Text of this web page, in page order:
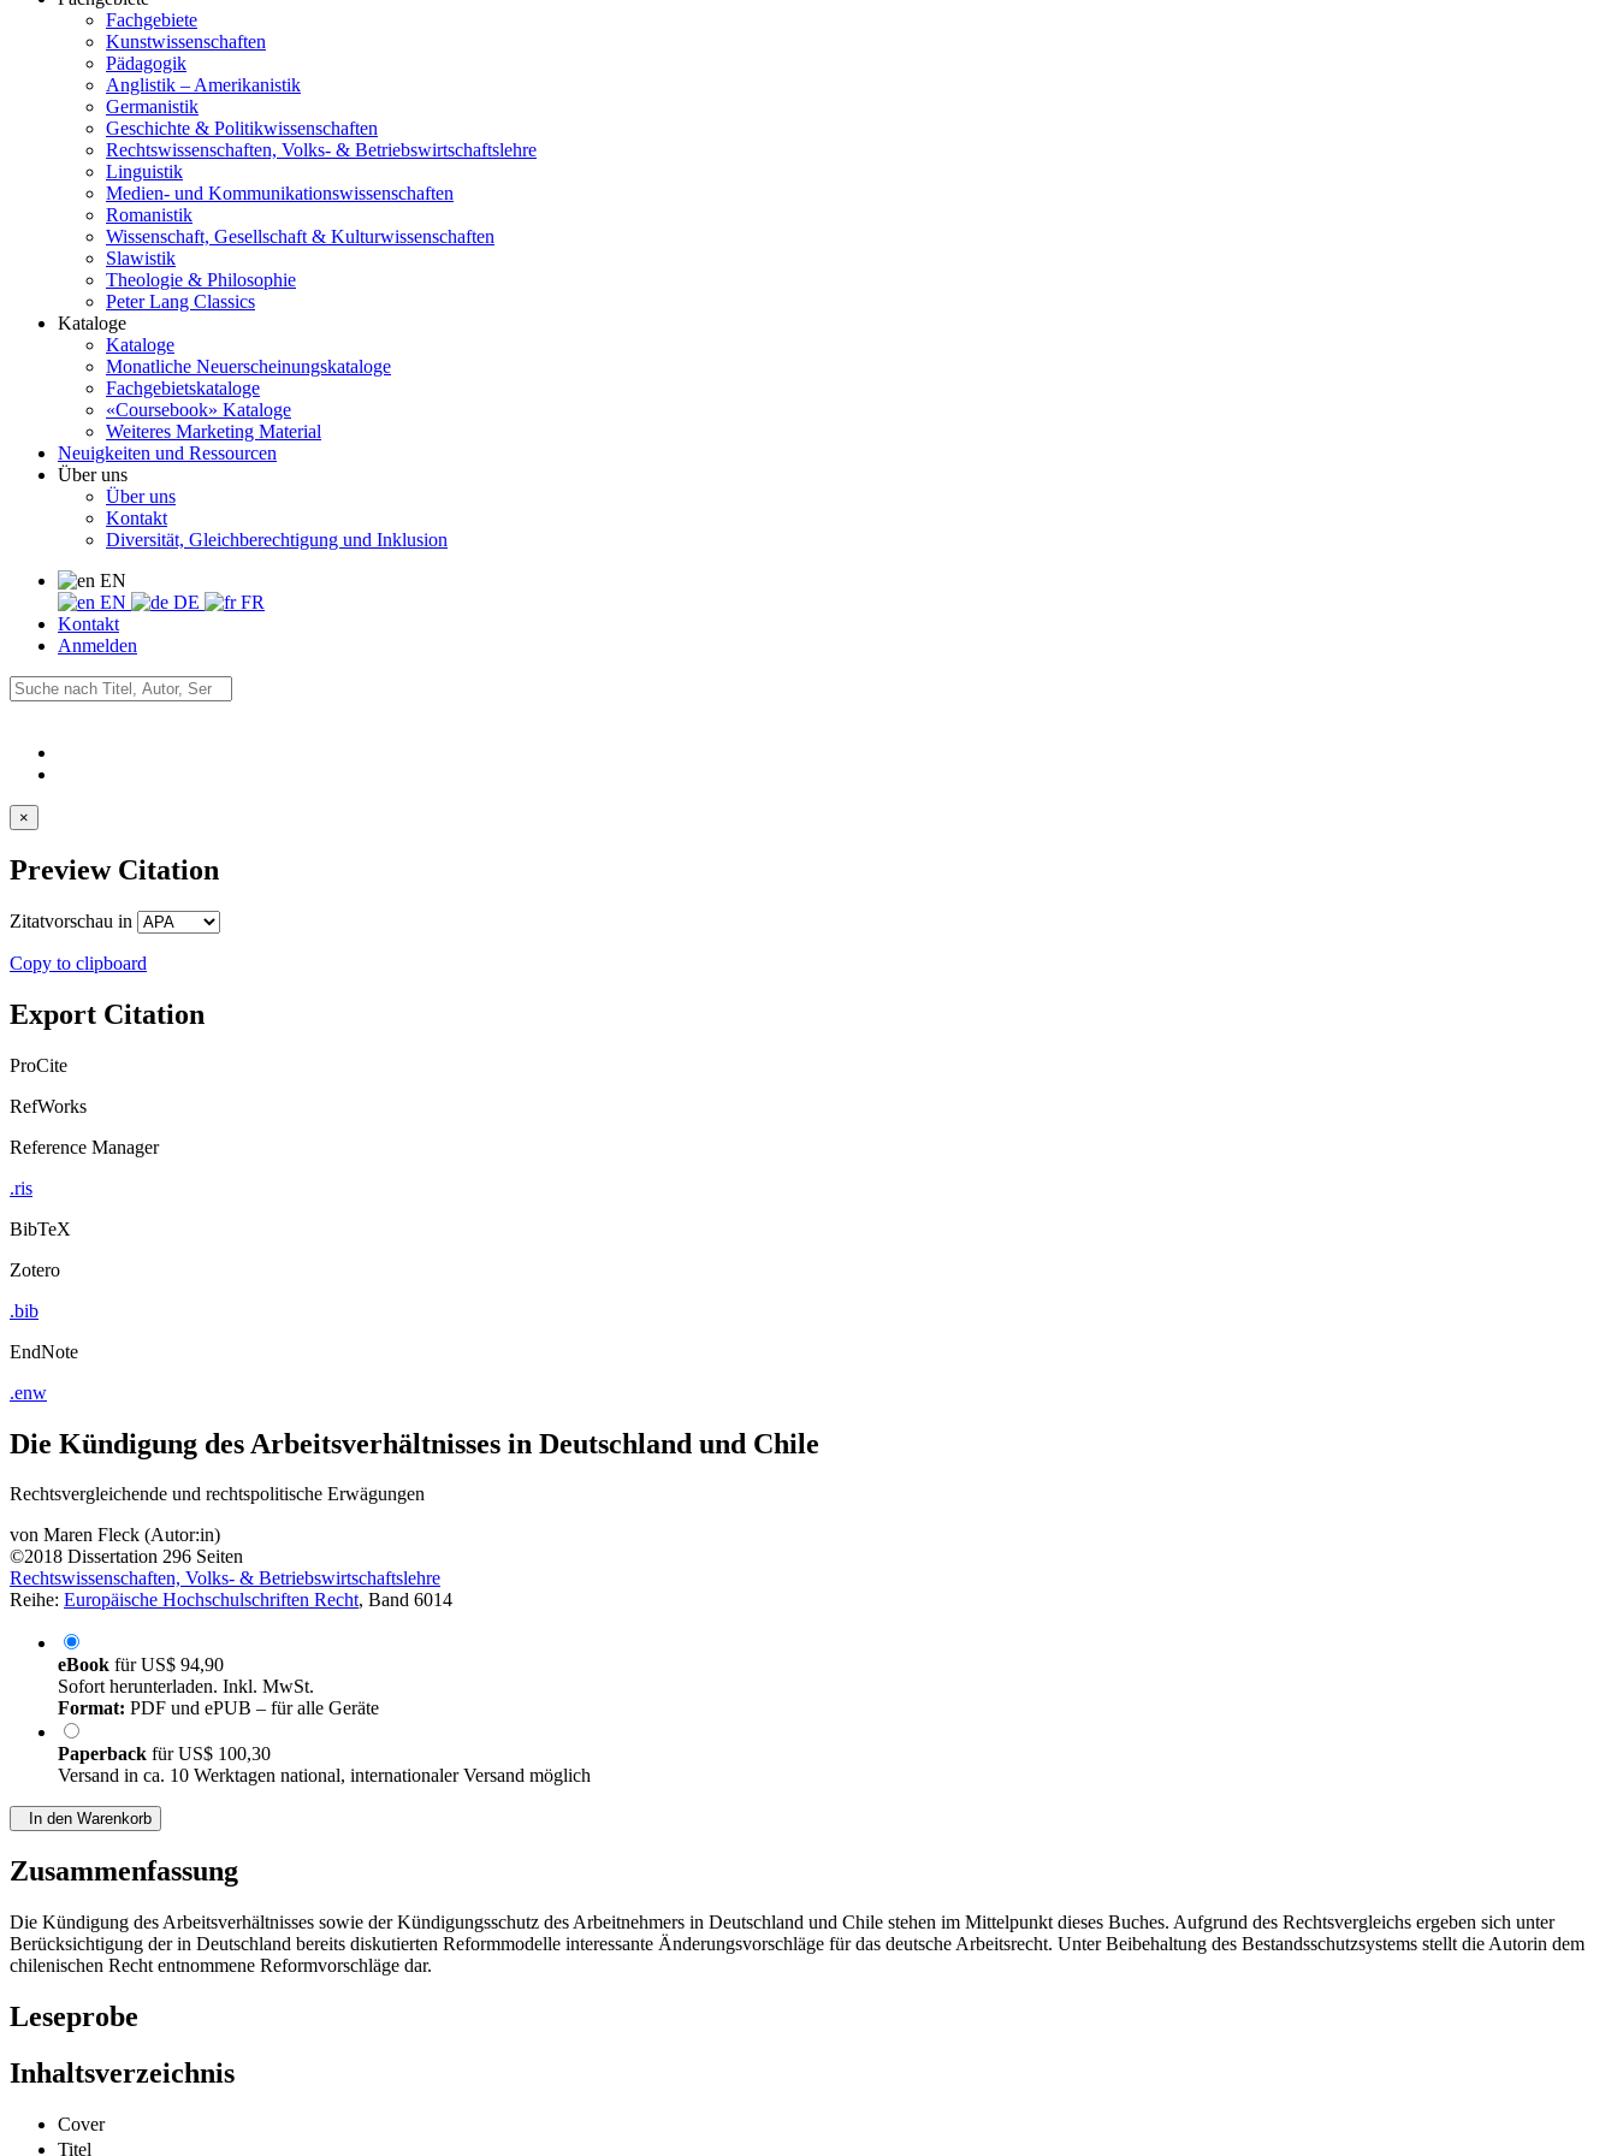
Fachgebiete
Kunstwissenschaften
Pädagogik
Anglistik – Amerikanistik
Germanistik
Geschichte & Politikwissenschaften
Rechtswissenschaften, Volks- & Betriebswirtschaftslehre
Linguistik
Medien- und Kommunikationswissenschaften
Romanistik
Wissenschaft, Gesellschaft & Kulturwissenschaften
Slawistik
Theologie & Philosophie
Peter Lang Classics
Kataloge
Kataloge
Monatliche Neuerscheinungskataloge
Fachgebietskataloge
«Coursebook» Kataloge
Weiteres Marketing Material
Neuigkeiten und Ressourcen
Über uns
Über uns
Kontakt
Diversität, Gleichberechtigung und Inklusion
EN
EN
DE
FR
Kontakt
Anmelden
×
Preview Citation
Zitatvorschau in
Copy to clipboard
Export Citation
ProCite
RefWorks
Reference Manager
.ris
BibTeX
Zotero
.bib
EndNote
.enw
Die Kündigung des Arbeitsverhältnisses in Deutschland und Chile
Rechtsvergleichende und rechtspolitische Erwägungen
von Maren Fleck (Autor:in)
©2018 Dissertation 296 Seiten
Rechtswissenschaften, Volks- & Betriebswirtschaftslehre
Reihe: Europäische Hochschulschriften Recht, Band 6014
eBook fürUS$ 94,90
Sofort herunterladen. Inkl. MwSt.
Format: PDF und ePUB – für alle Geräte
Paperback fürUS$ 100,30
Versand in ca. 10 Werktagen national, internationaler Versand möglich
In den Warenkorb
Zusammenfassung
Die Kündigung des Arbeitsverhältnisses sowie der Kündigungsschutz des Arbeitnehmers in Deutschland und Chile stehen im Mittelpunkt dieses Buches. Aufgrund des Rechtsvergleichs ergeben sich unter
Berücksichtigung der in Deutschland bereits diskutierten Reformmodelle interessante Änderungsvorschläge für das deutsche Arbeitsrecht. Unter Beibehaltung des Bestandsschutzsystems stellt die Autorin dem
chilenischen Recht entnommene Reformvorschläge dar.
Leseprobe
Inhaltsverzeichnis
Cover
Titel